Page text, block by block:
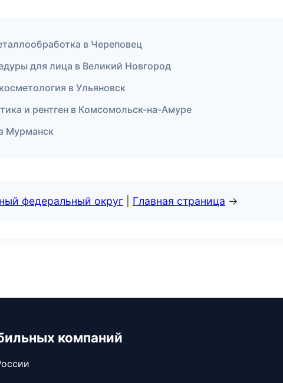
в Череповец
для лица в Великий Новгород
в Ульяновск
и рентген в Комсомольск-на-Амуре
Мурманск
федеральный округ Главная страница →
компаний